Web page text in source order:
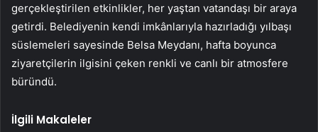
gerçekleştirilen etkinlikler, her yaştan vatandaşı bir araya
getirdi. Belediyenin kendi imkânlarıyla hazırladığı yılbaşı
süslemeleri sayesinde Belsa Meydanı, hafta boyunca
ziyaretçilerin ilgisini çeken renkli ve canlı bir atmosfere
büründü.
İlgili Makaleler